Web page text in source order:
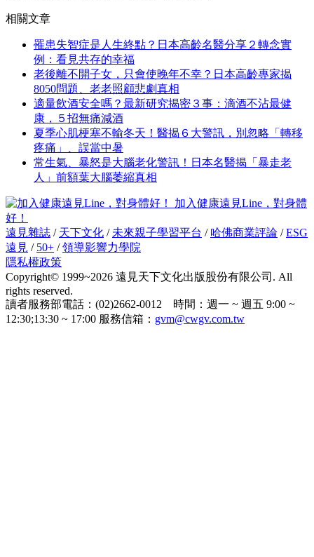
相關文章
罹患失智症是人生終點？日本高齡名醫分享２轉念實
例：看見共存的幸福
老後離不開子女，只會使晚年不幸？日本高齡專家揭
8050問題、老老照顧悲劇真相
適量飲酒安全嗎？最新研究揭密３事：滴酒不沾最健
康，５招無痛減酒
夏季心肌梗塞不輸冬天！醫揭６大警訊，別忽略「轉移
疼痛」、誤當中暑
常生氣、暴怒是大腦老化警訊！日本名醫揭「暴走老
人」前額葉大腦萎縮真相
加入健康遠見Line，對身體
好！
遠見雜誌 / 天下文化 / 未來親子學習平台 / 哈佛商業評論 /ESG
遠見 / 50+ /領導影響力學院
隱私權政策
Copyright© 1999~2026 遠見天下文化出版股份有限公司. All
rights reserved.
讀者服務部電話：(02)2662-0012 時間：週一 ~ 週五 9:00 ~
12:30;13:30 ~ 17:00 服務信箱： gvm@cwgv.com.tw